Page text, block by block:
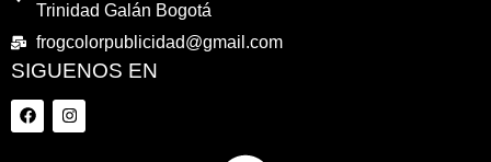
Trinidad Galán Bogotá
frogcolorpublicidad@gmail.com
SIGUENOS EN
F
a
c
I
n
s